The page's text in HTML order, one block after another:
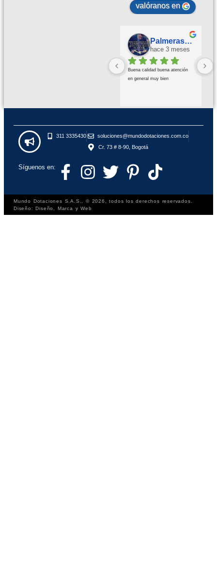
valóranos en
Palmeras Doradas
hace 3 meses
Buena calidad buena atención
en general muy bien
311 3335430
soluciones@mundodotaciones.com.co
Cr. 73 # 8-90, Bogotá
Síguenos en:
Mundo Dotaciones S.A.S., © 2026, todos los derechos reservados.
Diseño: Diseño, Marca y Web